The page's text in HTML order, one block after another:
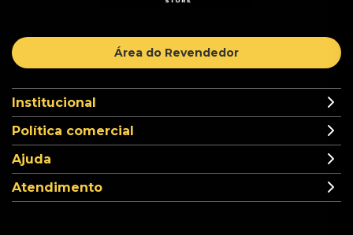
Área do Revendedor
Institucional
Política comercial
Ajuda
Atendimento